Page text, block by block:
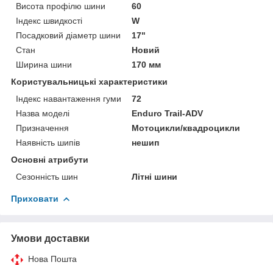
Висота профілю шини
60
Індекс швидкості
W
Посадковий діаметр шини
17"
Стан
Новий
Ширина шини
170 мм
Користувальницькі характеристики
Індекс навантаження гуми
72
Назва моделі
Enduro Trail-ADV
Призначення
Мотоцикли/квадроцикли
Наявність шипів
нешип
Основні атрибути
Сезонність шин
Літні шини
Приховати
Умови доставки
Нова Пошта